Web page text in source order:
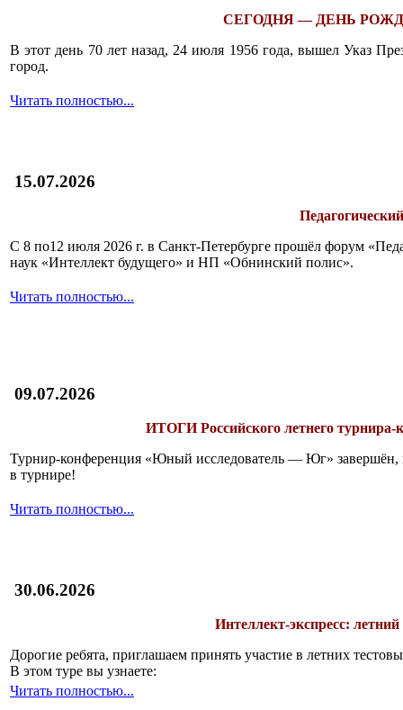
СЕГОДНЯ — ДЕНЬ
В этот день 70 лет назад, 24 июля 1956 года, вышел Указ
город.
Читать полностью...
15.07.2026
С 8 по12 июля 2026 г. в Санкт-Петербурге прошёл форум
наук «Интеллект будущего» и НП «Обнинский полис».
Читать полностью...
09.07.2026
ИТОГИРоссийского летнего
Турнир-конференция «Юный исследователь — Юг» завершён,
в турнире!
Читать полностью...
30.06.2026
Интеллект-экспресс: летний
Дорогие ребята, приглашаем принять участие в летних
В этом туре вы узнаете:
Читать полностью...